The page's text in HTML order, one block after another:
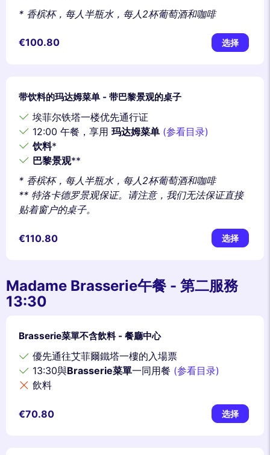
* 香槟杯，每人半瓶水，每人2杯葡萄酒和咖啡
€100.80 选择
带饮料的玛达姆菜单 - 带巴黎景观的桌子
埃菲尔铁塔一楼优先通行证
12:00 午餐，享用 玛达姆菜单 (参看目录)
饮料*
巴黎景观**
* 香槟杯，每人半瓶水，每人2杯葡萄酒和咖啡
** 特洛卡德罗景观保证。请注意，我们无法保证直接
贴着窗户的桌子。
€110.80 选择
Madame Brasserie午餐 - 第二服務
13:30
Brasserie菜單不含飲料 - 餐廳中心
優先通往艾菲爾鐵塔一樓的入場票
13:30與Brasserie菜單一同用餐 (参看目录)
飲料
€70.80 选择